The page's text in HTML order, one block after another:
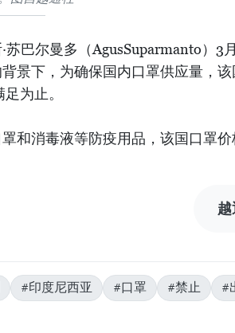
巴尔曼多（AgusSuparmanto）3
景下，为确保国内口罩供应量，
为止。
和消毒液等防疫用品，该国口罩价
#印度尼西亚 #口罩 #禁止
#